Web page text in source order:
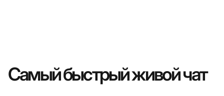
Самый быстрый живой чат